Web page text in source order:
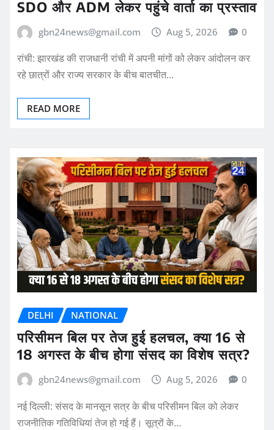
SDO और ADM लेकर पहुंचे वार्ता का प्रस्ताव
gbn24news@gmail.com Aug 5, 2026 0
रांची: झारखंड की राजधानी रांची में अपनी मांगों को लेकर आंदोलन कर
रहे छात्रों और राज्य सरकार के बीच बातचीत…
READ MORE
DELHI NATIONAL
परिसीमन बिल पर तेज हुई हलचल, क्या 16 से
18 अगस्त के बीच होगा संसद का विशेष सत्र?
gbn24news@gmail.com Aug 5, 2026 0
नई दिल्ली: संसद के मानसून सत्र के बीच परिसीमन बिल को लेकर
राजनीतिक गतिविधियां तेज हो गई हैं। सूत्रों के…